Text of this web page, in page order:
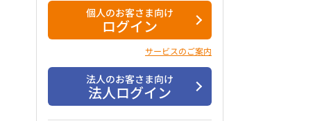
個人のお客さま向け
ログイン
サービスのご案内
法人のお客さま向け
法人ログイン